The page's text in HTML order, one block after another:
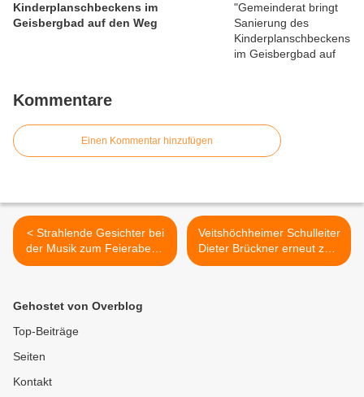
Kinderplanschbeckens im
Geisbergbad auf den Weg
Kommentare
Einen Kommentar hinzufügen
< Strahlende Gesichter bei
der Musik zum Feierabend
der SMSV in der Bücherei
Veitshöchheimer Schulleiter
Dieter Brückner erneut zum
Vorsitzenden der
Gehostet von Overblog
Top-Beiträge
Seiten
Kontakt